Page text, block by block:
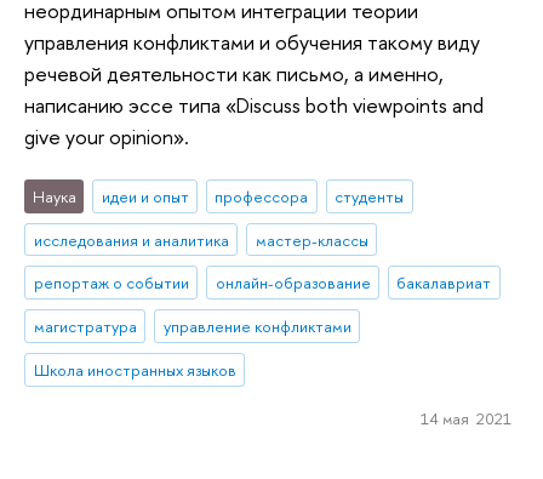
неординарным опытом интеграции теории
управления конфликтами и обучения такому виду
речевой деятельности как письмо, а именно,
написанию эссе типа «Discuss both viewpoints and
give your opinion».
Наука идеи и опыт профессора
студенты
исследования и аналитика
мастер-классы
репортаж о событии
онлайн-образование
бакалавриат
магистратура
управление конфликтами
Школа иностранных языков
14 мая 2021